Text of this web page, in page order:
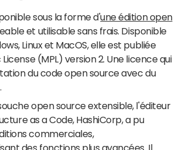
sous la forme d'une édition open
et utilisable sans frais. Disponible
Linux et MacOS, elle est publiée
License (MPL) version 2. Une licence qui
du code open source avec du
open source extensible, l'éditeur
as a Code, HashiCorp, a pu
commerciales,
des fonctions plus avancées. Il